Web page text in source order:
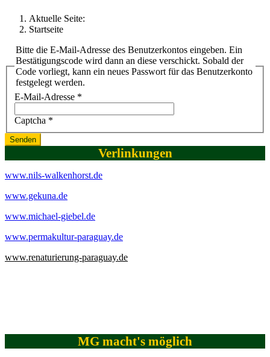
Aktuelle Seite:
Startseite
Bitte die E-Mail-Adresse des Benutzerkontos eingeben. Ein
Bestätigungscode wird dann an diese verschickt. Sobald der
Code vorliegt, kann ein neues Passwort für das Benutzerkonto
festgelegt werden.
E-Mail-Adresse *
Captcha *
Senden
Verlinkungen
www.nils-walkenhorst.de
www.gekuna.de
www.michael-giebel.de
www.permakultur-paraguay.de
www.renaturierung-paraguay.de
MG macht's möglich